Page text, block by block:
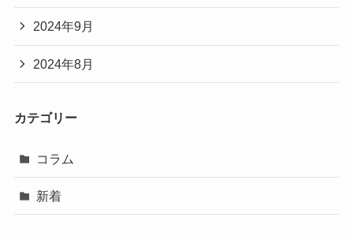
2024年9月
2024年8月
カテゴリー
コラム
新着